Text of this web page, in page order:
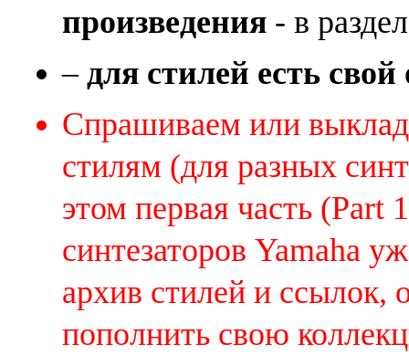
произведения - в
–для стилей есть
Спрашиваем или
стилям (для разных
этом первая часть
синтезаторов Yamaha
архив стилей и ссылок,
пополнить свою